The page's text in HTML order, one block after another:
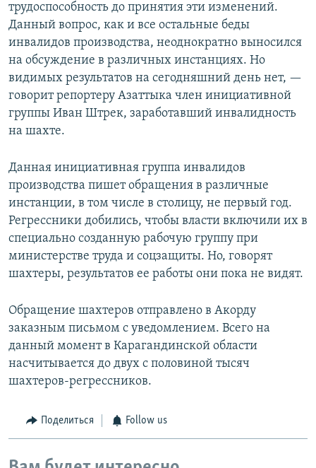
трудоспособность до принятия эти изменений.
Данный вопрос, как и все остальные беды
инвалидов производства, неоднократно выносился
на обсуждение в различных инстанциях. Но
видимых результатов на сегодняшний день нет, —
говорит репортеру Азаттыка член инициативной
группы Иван Штрек, заработавший инвалидность
на шахте.
Данная инициативная группа инвалидов
производства пишет обращения в различные
инстанции, в том числе в столицу, не первый год.
Регрессники добились, чтобы власти включили их в
специально созданную рабочую группу при
министерстве труда и соцзащиты. Но, говорят
шахтеры, результатов ее работы они пока не видят.
Обращение шахтеров отправлено в Акорду
заказным письмом с уведомлением. Всего на
данный момент в Карагандинской области
насчитывается до двух с половиной тысяч
шахтеров-регрессников.
Поделиться Follow us